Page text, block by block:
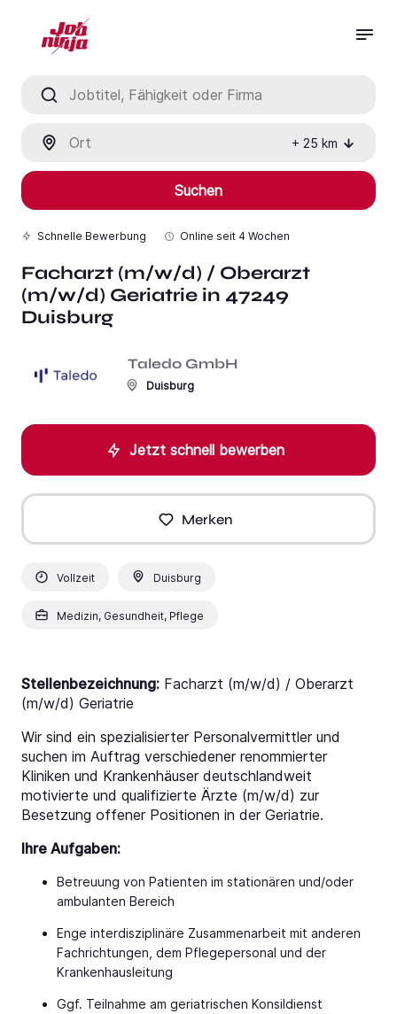
+ 25 km
Suchen
Schnelle Bewerbung Online seit 4 Wochen
Facharzt (m/w/d) / Oberarzt
(m/w/d) Geriatrie in 47249
Duisburg
Taledo GmbH
Duisburg
Jetzt schnell bewerben
Merken
Vollzeit Duisburg
Medizin, Gesundheit, Pflege
Stellenbezeichnung: Facharzt (m/w/d) / Oberarzt
(m/w/d) Geriatrie
Wir sind ein spezialisierter Personalvermittler und
suchen im Auftrag verschiedener renommierter
Kliniken und Krankenhäuser deutschlandweit
motivierte und qualifizierte Ärzte (m/w/d) zur
Besetzung offener Positionen in der Geriatrie.
Ihre Aufgaben:
Betreuung von Patienten im stationären und/oder
ambulanten Bereich
Enge interdisziplinäre Zusammenarbeit mit anderen
Fachrichtungen, dem Pflegepersonal und der
Krankenhausleitung
Ggf. Teilnahme am geriatrischen Konsildienst